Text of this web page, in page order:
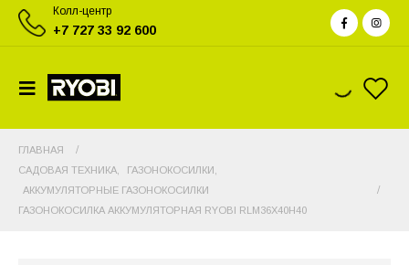
Колл-центр
+7 727 33 92 600
ГЛАВНАЯ
САДОВАЯ ТЕХНИКА
ГАЗОНОКОСИЛКИ
АККУМУЛЯТОРНЫЕ ГАЗОНОКОСИЛКИ
ГАЗОНОКОСИЛКА АККУМУЛЯТОРНАЯ RYOBI RLM36X40H40